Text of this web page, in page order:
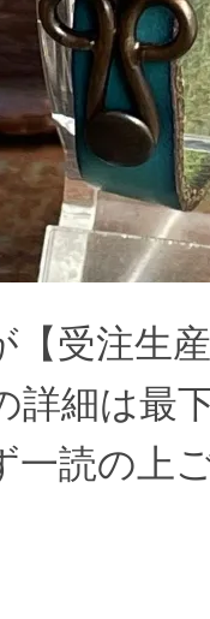
【受注生
詳細は最
一読の上